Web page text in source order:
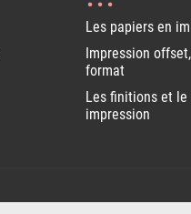
Les papiers en
Impression
format
Les finitions et le
impression